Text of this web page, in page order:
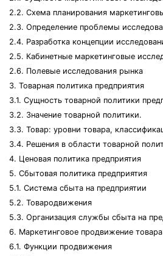
2.2. Схема планирования
2.3. Определение проблемы
2.4. Разработка концепции
2.5. Кабинетные маркетинговые
2.6. Полевые исследования рынка
3. Товарная политика предприятия
3.1. Сущность товарной политики
3.2. Значение товарной политики.
3.3. Товар: уровни товара,
3.4. Решения в области товарной
4. Ценовая политика предприятия
5. Сбытовая политика предприятия
5.1. Система сбыта на предприятии
5.2. Товародвижения
5.3. Организация службы сбыта на
6. Маркетинговое продвижение товара
6.1. Функции продвижения